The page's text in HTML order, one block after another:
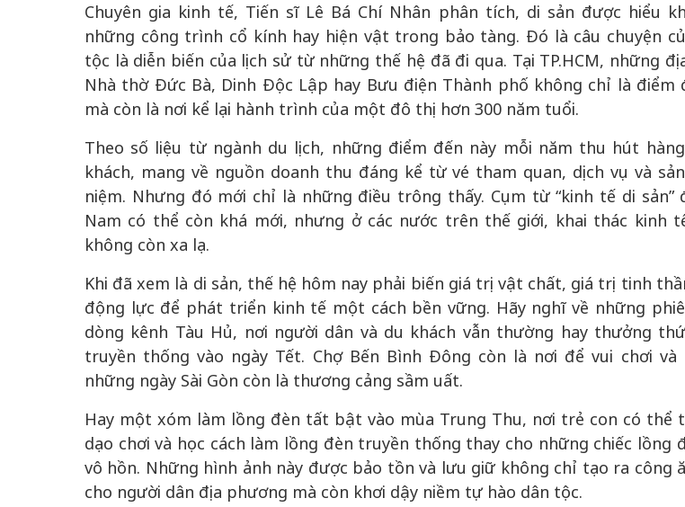
Chuyên gia kinh tế, Tiến sĩ Lê Bá Chí Nhân phân tích, di sản được hiểu
những công trình cổ kính hay hiện vật trong bảo tàng. Đó là câu chuyện
tộc là diễn biến của lịch sử từ những thế hệ đã đi qua. Tại TP.HCM, những
Nhà thờ Đức Bà, Dinh Độc Lập hay Bưu điện Thành phố không chỉ là điểm
mà còn là nơi kể lại hành trình của một đô thị hơn 300 năm tuổi.
Theo số liệu từ ngành du lịch, những điểm đến này mỗi năm thu hút
khách, mang về nguồn doanh thu đáng kể từ vé tham quan, dịch vụ và
niệm. Nhưng đó mới chỉ là những điều trông thấy. Cụm từ “kinh tế di sản”
Nam có thể còn khá mới, nhưng ở các nước trên thế giới, khai thác kinh
không còn xa lạ.
Khi đã xem là di sản, thế hệ hôm nay phải biến giá trị vật chất, giá trị tinh
động lực để phát triển kinh tế một cách bền vững. Hãy nghĩ về những
dòng kênh Tàu Hủ, nơi người dân và du khách vẫn thường hay thưởng
truyền thống vào ngày Tết. Chợ Bến Bình Đông còn là nơi để vui chơi và
những ngày Sài Gòn còn là thương cảng sầm uất.
Hay một xóm làm lồng đèn tất bật vào mùa Trung Thu, nơi trẻ con có thể
dạo chơi và học cách làm lồng đèn truyền thống thay cho những chiếc lồng
vô hồn. Những hình ảnh này được bảo tồn và lưu giữ không chỉ tạo ra công
cho người dân địa phương mà còn khơi dậy niềm tự hào dân tộc.